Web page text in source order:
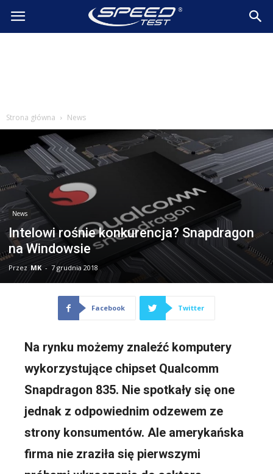
SpeedTest.pl
Strona główna News
News
Intelowi rośnie konkurencja? Snapdragon
na Windowsie
Przez MK - 7 grudnia 2018
Facebook Twitter
Na rynku możemy znaleźć komputery
wykorzystujące chipset Qualcomm
Snapdragon 835. Nie spotkały się one
jednak z odpowiednim odzewem ze
strony konsumentów. Ale amerykańska
firma nie zraziła się pierwszymi